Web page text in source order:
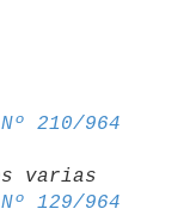
Nº 210/964
Nº 129/964